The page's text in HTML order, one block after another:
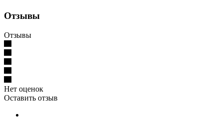
Отзывы
Отзывы
Нет оценок
Оставить отзыв